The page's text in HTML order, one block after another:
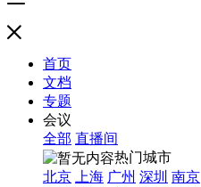
首页
文档
专题
会议
全部 直播间
热门城市
北京
上海 广州 深圳 南京